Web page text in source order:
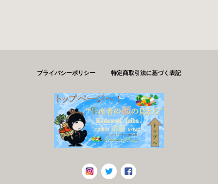
プライバシーポリシー 特定商取引法に基づく表記